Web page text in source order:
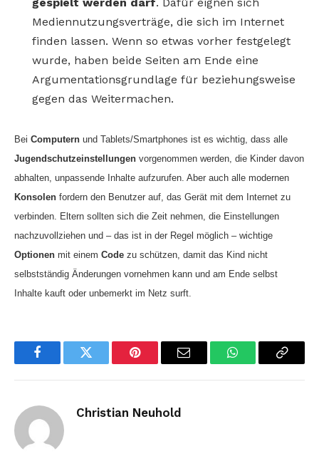
Mediennutzungsverträge, die sich im Internet
finden lassen. Wenn so etwas vorher festgelegt
wurde, haben beide Seiten am Ende eine
Argumentationsgrundlage für beziehungsweise
gegen das Weitermachen.
Bei Computern und Tablets/Smartphones ist es wichtig, dass alle
Jugendschutzeinstellungen vorgenommen werden, die Kinder davon
abhalten, unpassende Inhalte aufzurufen. Aber auch alle modernen
Konsolen fordern den Benutzer auf, das Gerät mit dem Internet zu
verbinden. Eltern sollten sich die Zeit nehmen, die Einstellungen
nachzuvollziehen und – das ist in der Regel möglich – wichtige
Optionen mit einem Code zu schützen, damit das Kind nicht
selbstständig Änderungen vornehmen kann und am Ende selbst
Inhalte kauft oder unbemerkt im Netz surft.
FacebookTwitter Pinterest Email WhatsAppCopy
Christian Neuhold